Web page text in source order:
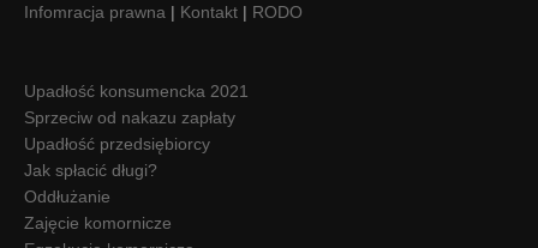
Infomracja prawna | Kontakt | RODO
Upadłość konsumencka 2021
Sprzeciw od nakazu zapłaty
Upadłość przedsiębiorcy
Jak spłacić długi?
Oddłużanie
Zajęcie komornicze